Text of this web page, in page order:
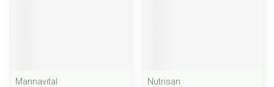
Mannavital
Nutrisan